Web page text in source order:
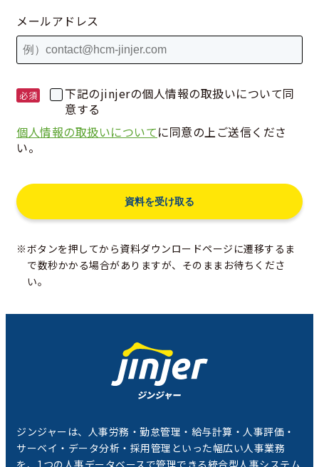
メールアドレス
下記のjinjerの個人情報の取扱いについて同
意する
個人情報の取扱いについてに同意の上ご送信くださ
い。
※ボタンを押してから資料ダウンロードページに遷移するま
で数秒かかる場合がありますが、そのままお待ちくださ
い。
ジンジャーは、人事労務・勤怠管理・給与計算・人事評価・
サーベイ・データ分析・採用管理といった幅広い人事業務